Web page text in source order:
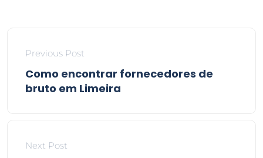
Previous Post
Como encontrar fornecedores de
bruto em Limeira
Next Post